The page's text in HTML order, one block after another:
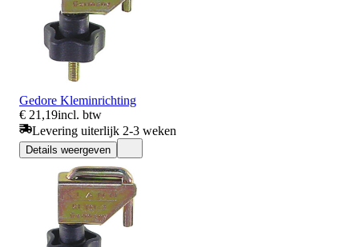
Gedore Kleminrichting
€ 21,19incl. btw
Levering uiterlijk 2-3 weken
Details weergeven